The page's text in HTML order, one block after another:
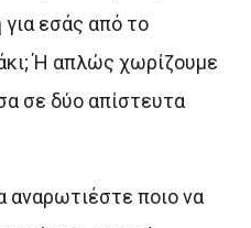
εσάς από το
Ή απλώς χωρίζουμε
σε δύο απίστευτα
αναρωτιέστε ποιο να